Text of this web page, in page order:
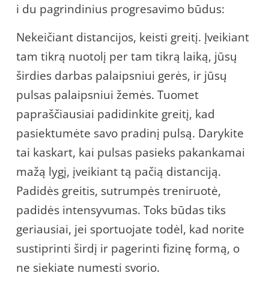
i du pagrindinius progresavimo būdus:
Nekeičiant distancijos, keisti greitį. Įveikiant
tam tikrą nuotolį per tam tikrą laiką, jūsų
širdies darbas palaipsniui gerės, ir jūsų
pulsas palaipsniui žemės. Tuomet
papraščiausiai padidinkite greitį, kad
pasiektumėte savo pradinį pulsą. Darykite
tai kaskart, kai pulsas pasieks pakankamai
mažą lygį, įveikiant tą pačią distanciją.
Padidės greitis, sutrumpės treniruotė,
padidės intensyvumas. Toks būdas tiks
geriausiai, jei sportuojate todėl, kad norite
sustiprinti širdį ir pagerinti fizinę formą, o
ne siekiate numesti svorio.